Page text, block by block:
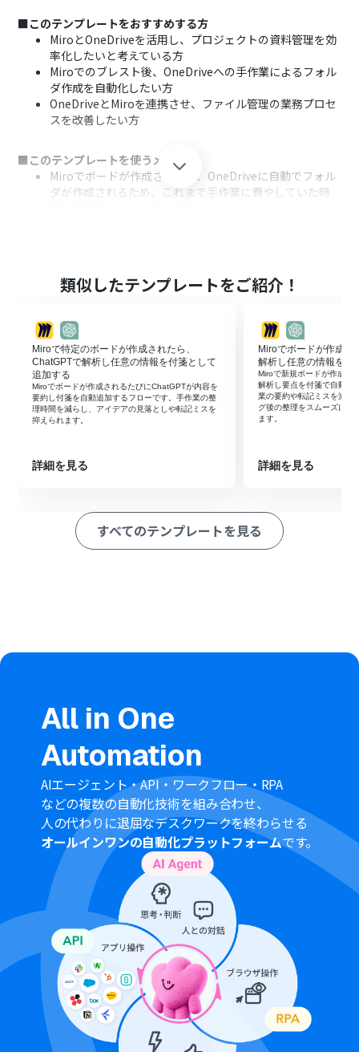
■このテンプレートをおすすめする方
MiroとOneDriveを活用し、プロジェクトの資料管理を効
率化したいと考えている方
Miroでのブレスト後、OneDriveへの手作業によるフォル
ダ作成を自動化したい方
OneDriveとMiroを連携させ、ファイル管理の業務プロセ
スを改善したい方
■このテンプレートを使うメリット
Miroでボードが作成されると、OneDriveに自動でフォル
ダが作成されるため、これまで手作業に費やしていた時
■フローボットの流れ
次に、トリガーでMiroを選択し、「ボードが作成された
ら」というアクションを設定します。
最後に、オペレーションでOneDriveの「フォルダを作
成」アクションを設定し、任意の場所にフォルダが作成さ
れるようにします。
※「トリガー」：フロー起動のきっかけとなるアクション、「オ
ダ名を任意に設定できます。例えば、トリガーで取得した
Miroのボード名を変数として設定することで、ボード名
と同じ名前のフォルダを自動で作成することが可能です。
間隔を選択できます。
般法人向けプラン（Microsoft365 Business）があり、一
般法人向けプランに加入していない場合には認証に失敗
する可能性があります。
類似したテンプレートをご紹介！
Miroで特定のボードが作成されたら、
ChatGPTで解析し任意の情報を付箋として
追加する
Miroでボードが作成されるたびにChatGPTが内容を
要約し付箋を自動追加するフローです。手作業の整
理時間を減らし、アイデアの見落としや転記ミスを
抑えられます。
詳細を見る
Miroでボードが作成さ
解析し任意の情報を付
Miroで新規ボードが作成さ
解析し要点を付箋で自動追
業の要約や転記ミスを減ら
グ後の整理をスムーズにし
ます。
詳細を見る
すべてのテンプレートを見る
All in One
Automation
AIエージェント・API・ワークフロー・RPA
などの複数の自動化技術を組み合わせ、
人の代わりに退屈なデスクワークを終わらせる
オールインワンの自動化プラットフォームです。